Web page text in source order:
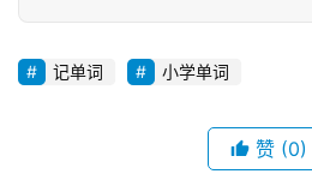
中
记单词 小学单词
赞 (0)